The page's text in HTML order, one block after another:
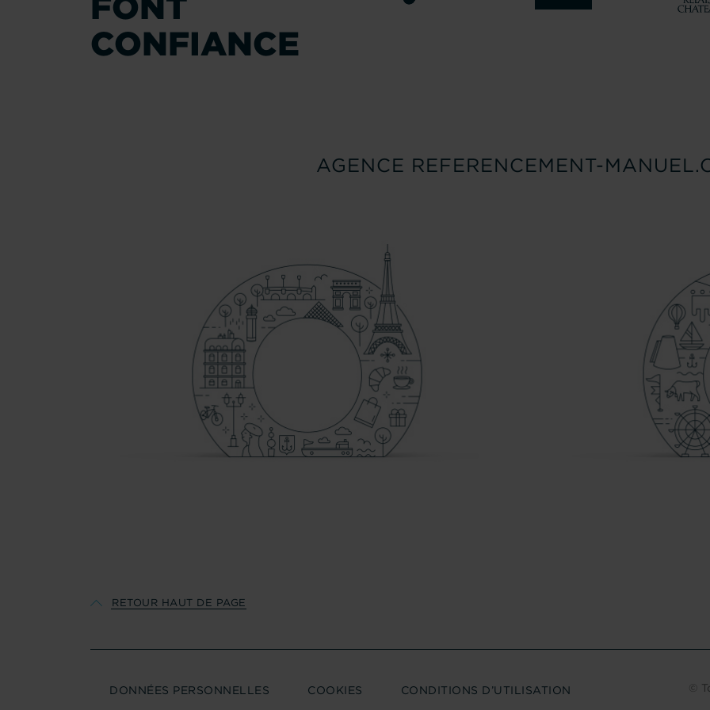
CONFIANCE
AGENCE REFERENCEMENT-
RETOUR HAUT DE PAGE
DONNÉES PERSONNELLES COOKIES CONDITIONS D’UTILISATION ©